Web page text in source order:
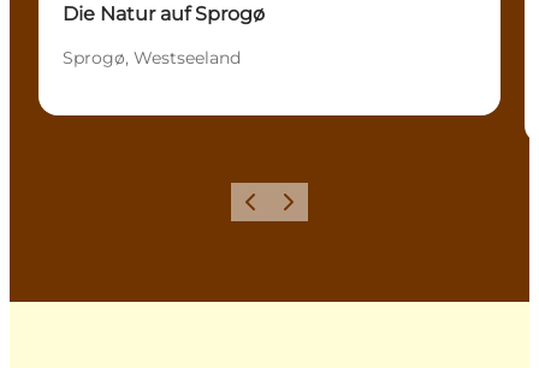
Die Natur auf Sprogø
Sprogø, Westseeland
ZurückWeiter